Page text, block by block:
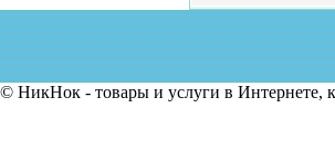
© НикНок - товары и услуги в Интернете,